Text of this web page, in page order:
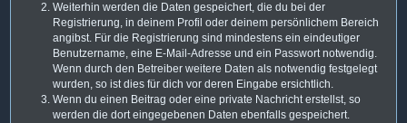
Weiterhin werden die Daten gespeichert, die du bei der
Registrierung, in deinem Profil oder deinem persönlichem Bereich
angibst. Für die Registrierung sind mindestens ein eindeutiger
Benutzername, eine E-Mail-Adresse und ein Passwort notwendig.
Wenn durch den Betreiber weitere Daten als notwendig festgelegt
wurden, so ist dies für dich vor deren Eingabe ersichtlich.
Wenn du einen Beitrag oder eine private Nachricht erstellst, so
werden die dort eingegebenen Daten ebenfalls gespeichert.